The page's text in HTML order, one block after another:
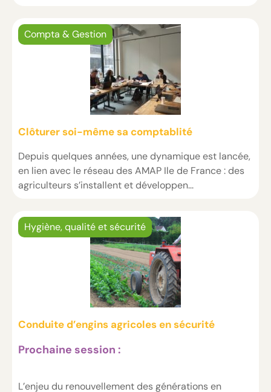
Compta & Gestion
Clôturer soi-même sa comptablité
Depuis quelques années, une dynamique est lancée,
en lien avec le réseau des AMAP Ile de France : des
agriculteurs s’installent et développen...
Hygiène, qualité et sécurité
Conduite d’engins agricoles en sécurité
Prochaine session :
L’enjeu du renouvellement des générations en